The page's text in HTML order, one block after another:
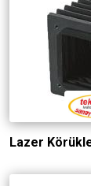
Lazer